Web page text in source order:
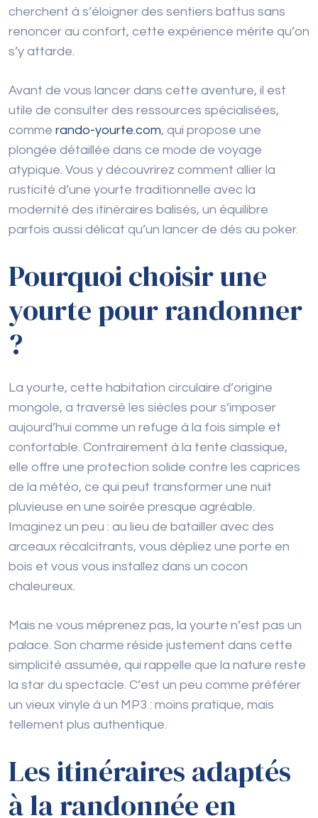
cherchent à s’éloigner des sentiers battus sans
renoncer au confort, cette expérience mérite qu’on
s’y attarde.
Avant de vous lancer dans cette aventure, il est
utile de consulter des ressources spécialisées,
comme rando-yourte.com, qui propose une
plongée détaillée dans ce mode de voyage
atypique. Vous y découvrirez comment allier la
rusticité d’une yourte traditionnelle avec la
modernité des itinéraires balisés, un équilibre
parfois aussi délicat qu’un lancer de dés au poker.
Pourquoi choisir une
yourte pour randonner
?
La yourte, cette habitation circulaire d’origine
mongole, a traversé les siècles pour s’imposer
aujourd’hui comme un refuge à la fois simple et
confortable. Contrairement à la tente classique,
elle offre une protection solide contre les caprices
de la météo, ce qui peut transformer une nuit
pluvieuse en une soirée presque agréable.
Imaginez un peu : au lieu de batailler avec des
arceaux récalcitrants, vous dépliez une porte en
bois et vous vous installez dans un cocon
chaleureux.
Mais ne vous méprenez pas, la yourte n’est pas un
palace. Son charme réside justement dans cette
simplicité assumée, qui rappelle que la nature reste
la star du spectacle. C’est un peu comme préférer
un vieux vinyle à un MP3 : moins pratique, mais
tellement plus authentique.
Les itinéraires adaptés
à la randonnée en